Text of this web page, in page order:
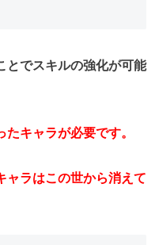
とでスキルの強化が可能
たキャラが必要です。
ャラはこの世から消えて